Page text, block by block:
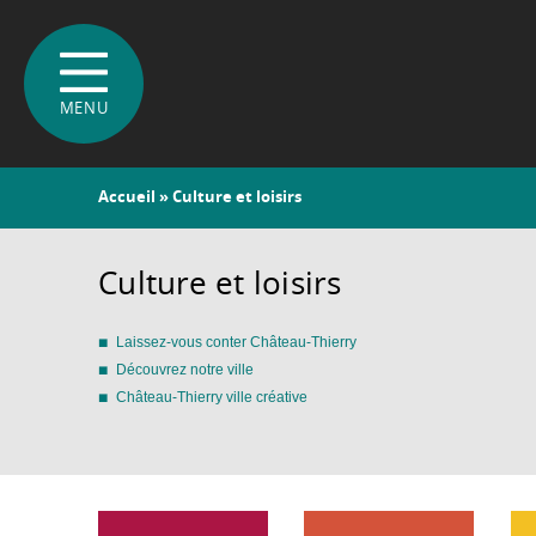
Vous
êtes
Accueil » Culture et loisirs
Culture et loisirs
Laissez-vous conter Château-Thierry
Découvrez notre ville
Château-Thierry ville créative